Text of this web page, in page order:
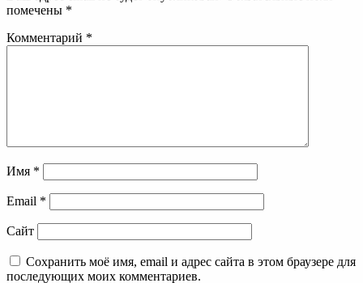
помечены *
Комментарий *
Имя *
Email *
Сайт
Сохранить моё имя, email и адрес сайта в этом браузере для
последующих моих комментариев.